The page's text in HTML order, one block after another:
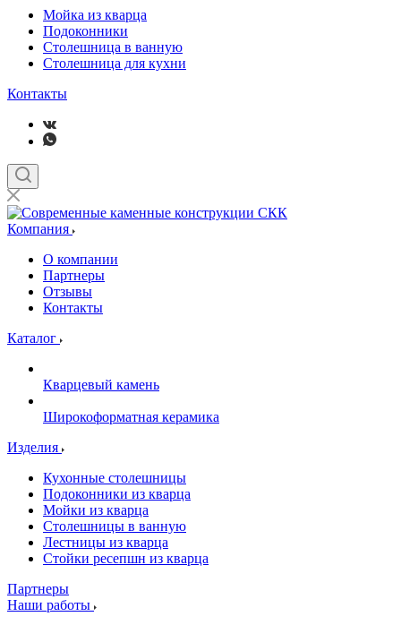
Мойка из кварца
Подоконники
Столешница в ванную
Столешница для кухни
Контакты
Компания
О компании
Партнеры
Отзывы
Контакты
Каталог
Кварцевый камень
Широкоформатная керамика
Изделия
Кухонные столешницы
Подоконники из кварца
Мойки из кварца
Столешницы в ванную
Лестницы из кварца
Стойки ресепшн из кварца
Партнеры
Наши работы